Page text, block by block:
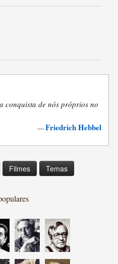
conquista de nós próprios no
—Friedrich Hebbel
Filmes Temas